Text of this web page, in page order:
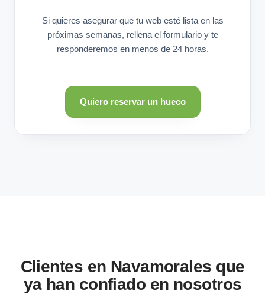
Si quieres asegurar que tu web esté lista en las
próximas semanas, rellena el formulario y te
responderemos en menos de 24 horas.
Quiero reservar un hueco
Clientes en Navamorales que
ya han confiado en nosotros